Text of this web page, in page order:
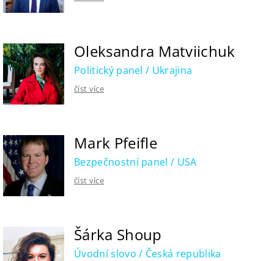
Oleksandra Matviichuk
Politický panel / Ukrajina
číst více
Mark Pfeifle
Bezpečnostní panel / USA
číst více
Šárka Shoup
Úvodní slovo / Česká republika